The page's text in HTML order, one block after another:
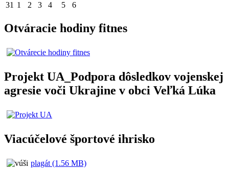
31 1 2 3 4 5 6
Otváracie hodiny fitnes
Projekt UA_Podpora dôsledkov vojenskej
agresie voči Ukrajine v obci Veľká Lúka
Viacúčelové športové ihrisko
plagát (1.56 MB)